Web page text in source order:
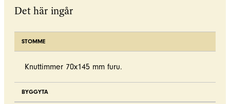
Det här ingår
STOMME
Knuttimmer 70x145 mm furu.
BYGGYTA